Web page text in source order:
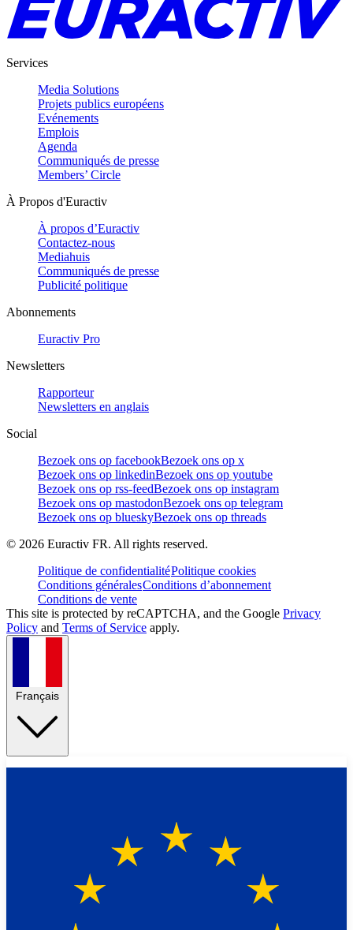
Services
Media Solutions
Projets publics européens
Evénements
Emplois
Agenda
Communiqués de presse
Members’ Circle
À Propos d'Euractiv
À propos d’Euractiv
Contactez-nous
Mediahuis
Communiqués de presse
Publicité politique
Abonnements
Euractiv Pro
Newsletters
Rapporteur
Newsletters en anglais
Social
Bezoek ons op facebookBezoek ons op x
Bezoek ons op linkedinBezoek ons op youtube
Bezoek ons op rss-feedBezoek ons op instagram
Bezoek ons op mastodonBezoek ons op telegram
Bezoek ons op blueskyBezoek ons op threads
© 2026 Euractiv FR. All rights reserved.
Politique de confidentialitéPolitique cookies
Conditions généralesConditions d’abonnement
Conditions de vente
This site is protected by reCAPTCHA, and the Google Privacy
Policy and Terms of Service apply.
Français